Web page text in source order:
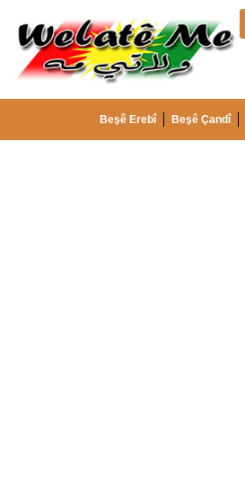
Beşê Erebî Beşê Çandî